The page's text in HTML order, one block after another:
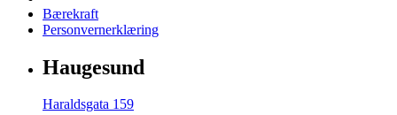
Bærekraft
Personvernerklæring
Haugesund
Haraldsgata 159